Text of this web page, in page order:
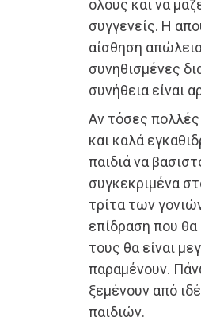
όλους και να
συγγενείς. Η
αίσθηση
συνηθισμένες
συνήθεια είναι
Αν τόσες πολλές
και καλά
παιδιά να
συγκεκριμένα
τρίτα των
επίδραση που θα
τους θα είναι
παραμένουν.
ξεμένουν από
παιδιών.